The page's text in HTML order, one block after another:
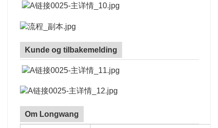
Kunde og tilbakemelding
Om Longwang